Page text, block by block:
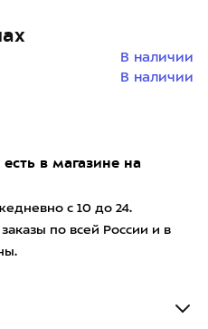
в магазине на
с 10 до 24.
по всей России и в
В наличии
В наличии